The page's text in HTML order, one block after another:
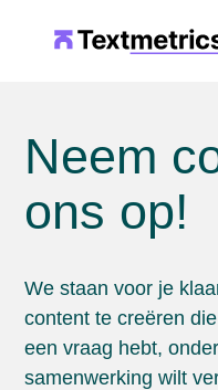
Neem
ons op!
We staan voor je
content te creëren
een vraag hebt,
samenwerking wilt